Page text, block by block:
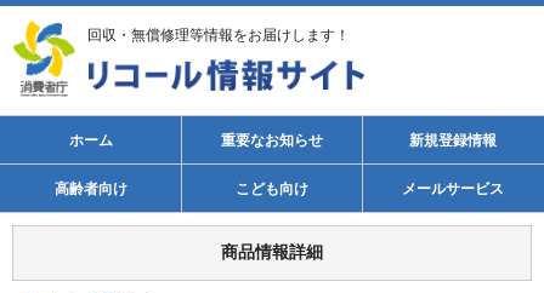
回収・無償修理等情報をお届けします！
ホーム 重要なお知らせ 新規登録情報
高齢者向け こども向け メールサービス
商品情報詳細